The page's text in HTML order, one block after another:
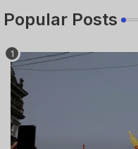
Popular Posts